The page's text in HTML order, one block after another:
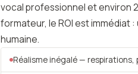
vocal professionnel et environ
formateur, le ROI est immédiat
humaine.
Réalisme inégalé —